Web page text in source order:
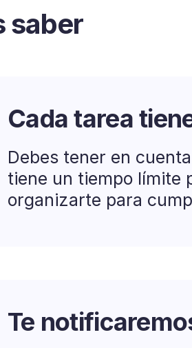
saber
Cada tarea
Debes tener en
tiene un tiempo límite
organizarte para
Te